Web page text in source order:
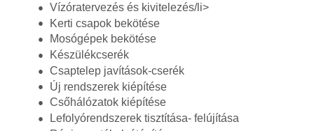
Vízóratervezés és kivitelezés/li>
Kerti csapok bekötése
Mosógépek bekötése
Készülékcserék
Csaptelep javítások-cserék
Új rendszerek kiépítése
Csőhálózatok kiépítése
Lefolyórendszerek tisztítása- felújítása